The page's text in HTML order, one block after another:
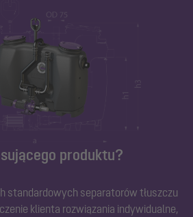
produktu?
standardowych separatorów tłuszczu
klienta rozwiązania indywidualne,